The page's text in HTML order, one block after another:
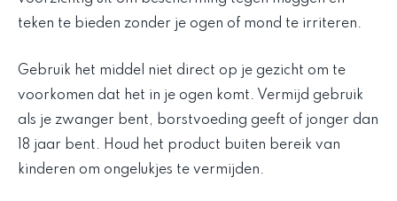
teken te bieden zonder je ogen of mond te irriteren.
Gebruik het middel niet direct op je gezicht om te
voorkomen dat het in je ogen komt. Vermijd gebruik
als je zwanger bent, borstvoeding geeft of jonger dan
18 jaar bent. Houd het product buiten bereik van
kinderen om ongelukjes te vermijden.